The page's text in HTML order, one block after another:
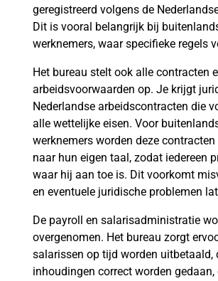
geregistreerd volgens de
Dit is vooral belangrijk bij
werknemers, waar specifieke regels
Het bureau stelt ook alle contracten
arbeidsvoorwaarden op. Je krijgt
Nederlandse arbeidscontracten die
alle wettelijke eisen. Voor
werknemers worden deze
naar hun eigen taal, zodat iedereen
waar hij aan toe is. Dit voorkomt
en eventuele juridische problemen
De payroll en salarisadministratie
overgenomen. Het bureau zorgt
salarissen op tijd worden uitbetaald,
inhoudingen correct worden gedaan,